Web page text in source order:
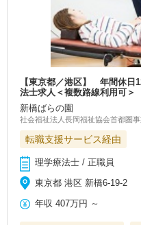
【東京都／港区】 年間休日
法士求人＜複数路線利用可＞
新橋ばらの園
社会福祉法人長岡福祉協会首都圏
転職支援サービス経由
理学療法士 / 正職員
東京都 港区 新橋6-19-2
年収 407万円 ～